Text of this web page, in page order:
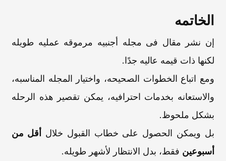
الخاتمه
إن نشر مقال فی مجله أجنبیه مرموقه عملیه طویله
لکنها ذات قیمه عالیه جدًا.
ومع اتباع الخطوات الصحیحه، واختیار المجله المناسبه،
والاستعانه بخدمات احترافیه، یمکن تقصیر هذه الرحله
بشکل ملحوظ.
بل ویمکن الحصول على خطاب القبول خلال أقل من
أسبوعین فقط، بدل الانتظار لأشهر طویله.